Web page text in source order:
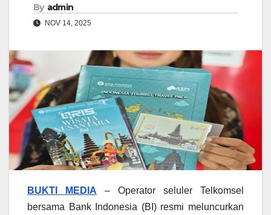
By admin
NOV 14, 2025
BUKTI MEDIA – Operator seluler Telkomsel
bersama Bank Indonesia (BI) resmi meluncurkan